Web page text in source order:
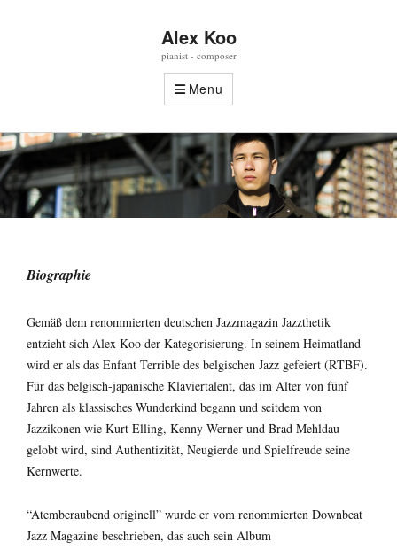
Alex Koo
pianist - composer
Menu
Biographie
Gemäß dem renommierten deutschen Jazzmagazin Jazzthetik
entzieht sich Alex Koo der Kategorisierung. In seinem Heimatland
wird er als das Enfant Terrible des belgischen Jazz gefeiert (RTBF).
Für das belgisch-japanische Klaviertalent, das im Alter von fünf
Jahren als klassisches Wunderkind begann und seitdem von
Jazzikonen wie Kurt Elling, Kenny Werner und Brad Mehldau
gelobt wird, sind Authentizität, Neugierde und Spielfreude seine
Kernwerte.
“Atemberaubend originell” wurde er vom renommierten Downbeat
Jazz Magazine beschrieben, das auch sein Album